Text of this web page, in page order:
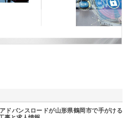
ドバンスロードが山形県鶴岡市で手がける